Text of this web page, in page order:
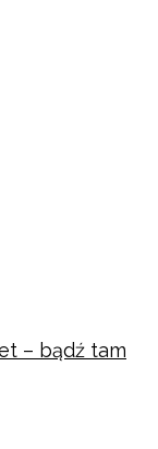
– bądź tam